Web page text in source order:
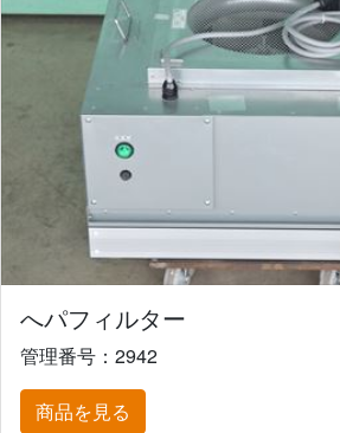
へパフィルター
管理番号：2942
商品を見る